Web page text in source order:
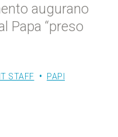
augurano
Papa “preso
STAFF PAPI